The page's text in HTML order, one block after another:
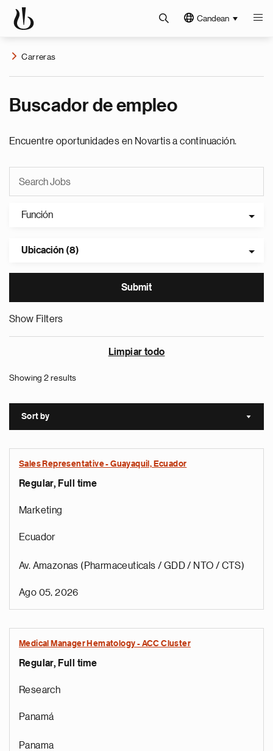
Candean
Carreras
Buscador de empleo
Encuentre oportunidades en Novartis a continuación.
Función
Ubicación (8)
Show Filters
Limpiar todo
Showing 2 results
Sort by Sort
Sales Representative - Guayaquil, Ecuador
Regular, Full time
Marketing
Ecuador
Av. Amazonas (Pharmaceuticals / GDD / NTO / CTS)
Ago 05, 2026
Medical Manager Hematology - ACC Cluster
Regular, Full time
Research
Panamá
Panama